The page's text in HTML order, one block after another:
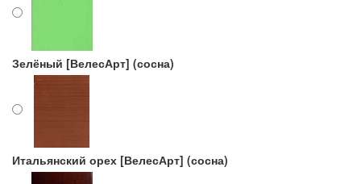
Зелёный [ВелесАрт] (сосна)
Итальянский орех [ВелесАрт] (сосна)